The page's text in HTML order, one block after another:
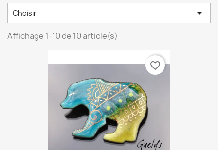
Choisir 
Affichage 1-10 de 10 article(s)
favorite_border